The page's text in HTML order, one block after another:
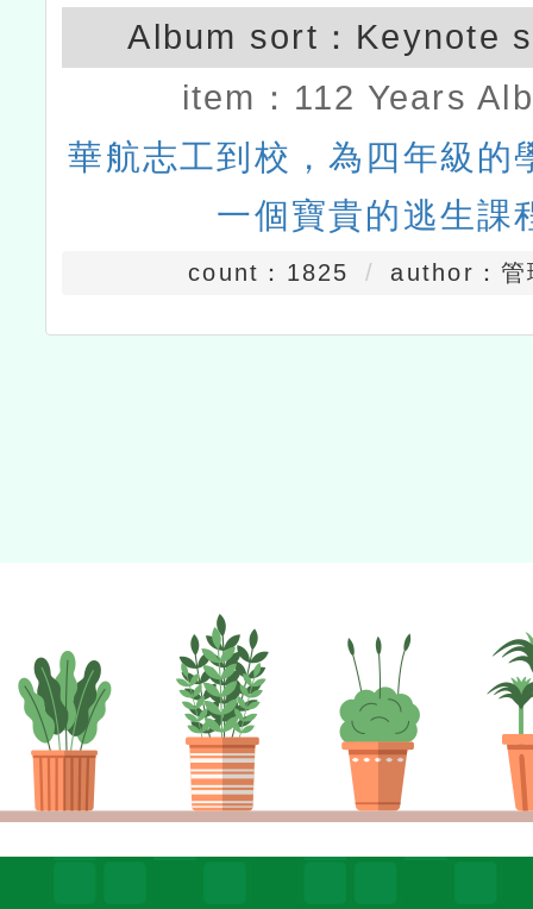
Album sort： Keynote
item： 112 Years
華航志工到校，為四年級的
一個寶貴的逃生課
count：1825 author：管